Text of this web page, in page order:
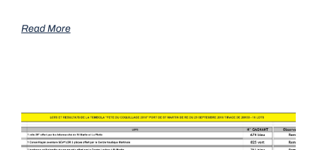
Read More